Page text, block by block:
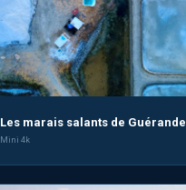
Les marais salants de Guérande
Mini 4k